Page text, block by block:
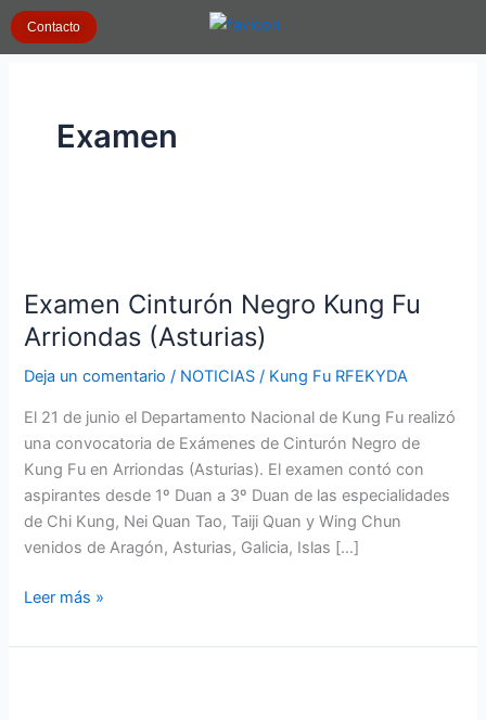
Contacto
Examen
Examen Cinturón Negro Kung Fu
Arriondas (Asturias)
Deja un comentario / NOTICIAS / Kung Fu RFEKYDA
El 21 de junio el Departamento Nacional de Kung Fu realizó
una convocatoria de Exámenes de Cinturón Negro de
Kung Fu en Arriondas (Asturias). El examen contó con
aspirantes desde 1º Duan a 3º Duan de las especialidades
de Chi Kung, Nei Quan Tao, Taiji Quan y Wing Chun
venidos de Aragón, Asturias, Galicia, Islas […]
Negro
Kung
Arriondas
(Asturias)
Leer más »